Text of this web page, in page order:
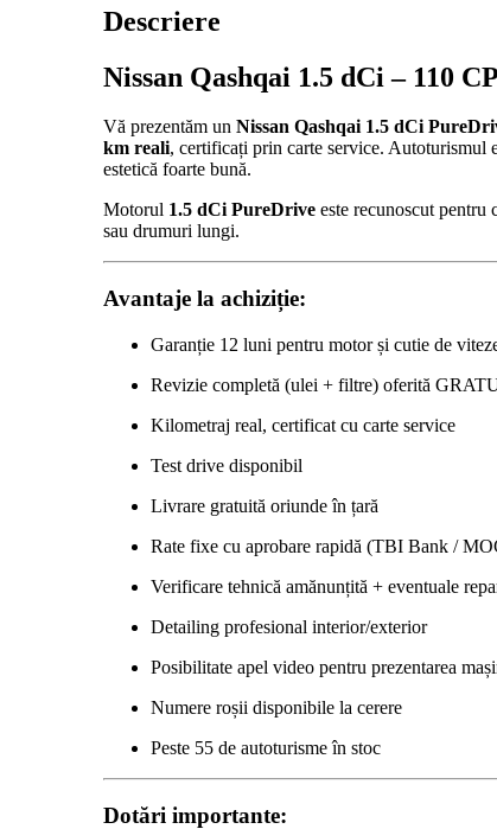
5
–
-
2011
Panoramic
Descriere
Nissan Qashqai 1.5 dCi – 110
Vă prezentăm un Nissan Qashqai 1.5 dCi
km reali, certificați prin carte service. Autoturismul
estetică foarte bună.
Motorul 1.5 dCi PureDrive este recunoscut
sau drumuri lungi.
Avantaje la achiziție:
Garanție 12 luni pentru motor și cutie de
Revizie completă (ulei + filtre) oferită
Kilometraj real, certificat cu carte service
Test drive disponibil
Livrare gratuită oriunde în țară
Rate fixe cu aprobare rapidă (TBI Bank /
Verificare tehnică amănunțită + eventuale
Detailing profesional interior/exterior
Posibilitate apel video pentru prezentarea
Numere roșii disponibile la cerere
Peste 55 de autoturisme în stoc
Dotări importante: